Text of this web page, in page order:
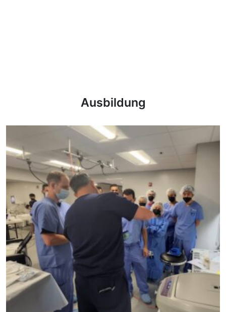
Ausbildung